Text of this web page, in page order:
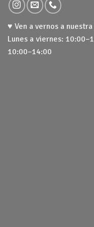
♥ Ven a vernos a
Lunes a viernes:
10:00–14:00